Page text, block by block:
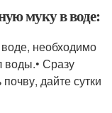
муку в воде:
необходимо
воды.• Сразу
дайте сутки